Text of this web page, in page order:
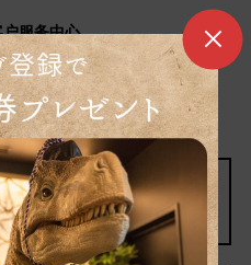
服务中心
的咨询